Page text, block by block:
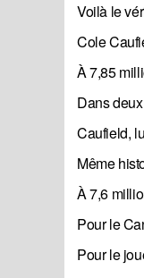
Voilà le
Cole
À 7,85
Dans
Caufield,
Même
À 7,6
Pour le
Pour le